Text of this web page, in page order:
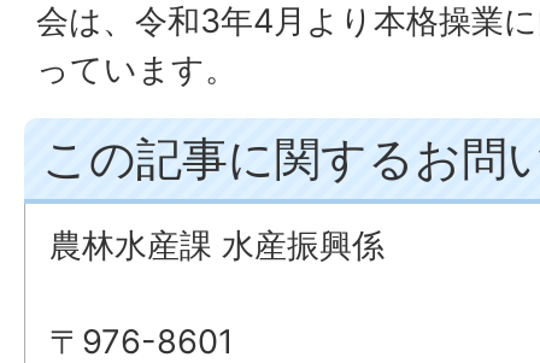
会は、令和3年4月より本格操業
っています。
この記事に関するお問
農林水産課 水産振興係
〒976-8601